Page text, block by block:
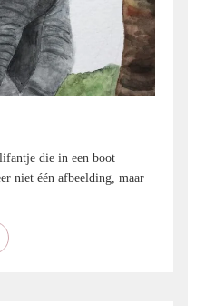
die in een boot
niet één afbeelding, maar